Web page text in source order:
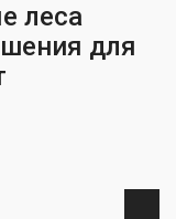
леса
для